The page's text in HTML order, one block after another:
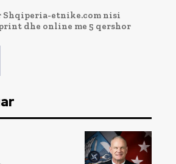
Shqiperia-etnike.com nisi
dhe online me 5 qershor